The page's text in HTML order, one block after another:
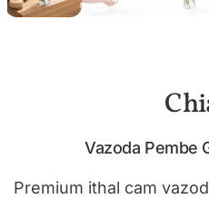
Vazoda Pembe
Premium ithal cam